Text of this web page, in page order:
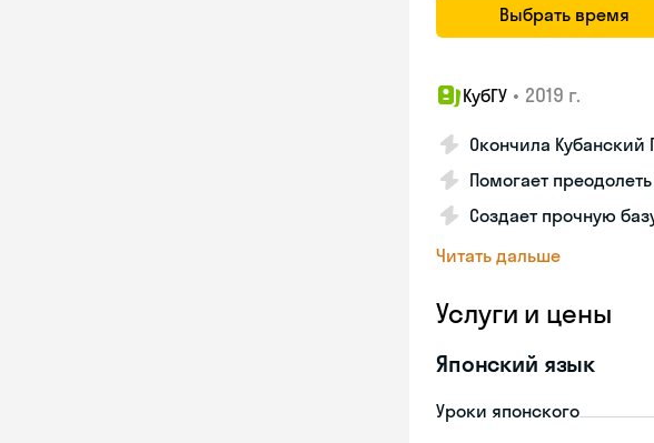
Выбрать время
КубГУ • 2019 г.
Окончила Кубанский
Помогает
Создает прочную
Читать дальше
Услуги и цены
Японский язык
Уроки японского